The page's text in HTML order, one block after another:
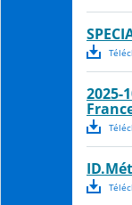
2025-